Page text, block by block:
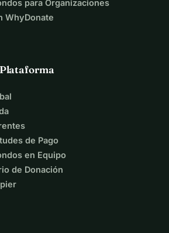
para Organizaciones
WhyDonate
de Pago
en Equipo
de Donación